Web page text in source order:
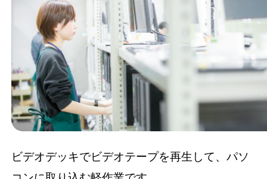
ビデオデッキでビデオテープを再生して、パソ